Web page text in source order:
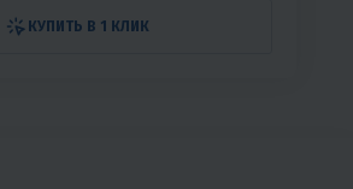
КУПИТЬ В 1 КЛИК